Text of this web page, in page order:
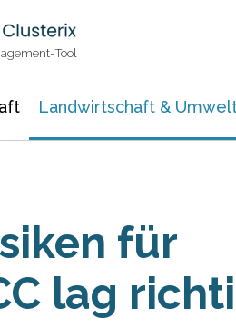
Tool
Landwirtschaft &
für
lag